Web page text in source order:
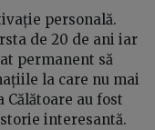
personală.
de 20 de ani iar
permanent să
la care nu mai
Călătoare au fost
interesantă.